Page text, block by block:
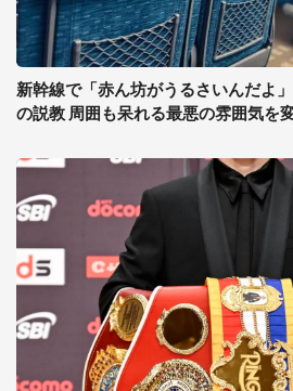
新幹線で「赤ん坊がうるさいんだよ
の説教 周囲も呆れる最悪の雰囲気を